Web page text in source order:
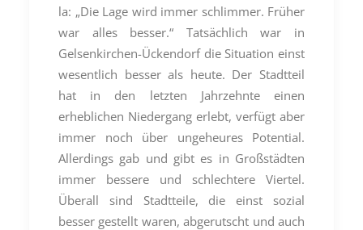
la: „Die Lage wird immer schlimmer. Früher
war alles besser.“ Tatsächlich war in
Gelsenkirchen-Ückendorf die Situation einst
wesentlich besser als heute. Der Stadtteil
hat in den letzten Jahrzehnte einen
erheblichen Niedergang erlebt, verfügt aber
immer noch über ungeheures Potential.
Allerdings gab und gibt es in Großstädten
immer bessere und schlechtere Viertel.
Überall sind Stadtteile, die einst sozial
besser gestellt waren, abgerutscht und auch